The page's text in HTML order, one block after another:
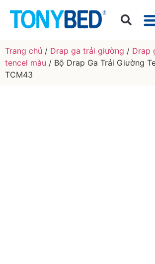
Trang chủ / Drap ga trải giường / Drap
tencel màu / Bộ Drap Ga Trải Giường
TCM43